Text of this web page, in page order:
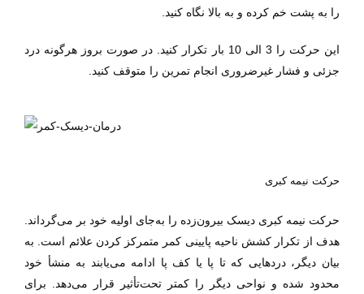
را به پشت خم کرده و به بالا نگاه کنید.
این حرکت را 3 الی 10 بار تکرار کنید. در صورت بروز هرگونه درد
جزئی و فشار غیرضروری انجام تمرین را متوقف کنید.
حرکت نیمه کبری
حرکت نیمه کبری دیسک بیرون‌زده را به‌جای اولیه خود بر می‌گرداند.
هدف از تکرار کشش ناحیه پایینی کمر متمرکز کردن علائم است. به
بیان دیگر، دردهایی که تا پا یا کف پا ادامه می‌یابند به منشأ خود
محدود شده و نواحی دیگر را کمتر تحت‌تأثیر قرار می‌دهد. برای